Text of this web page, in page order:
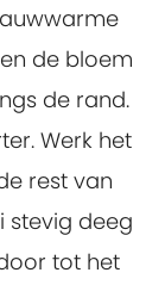
de bloem
de rand.
Werk het
rest van
stevig deeg
tot het